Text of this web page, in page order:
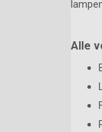
Alle